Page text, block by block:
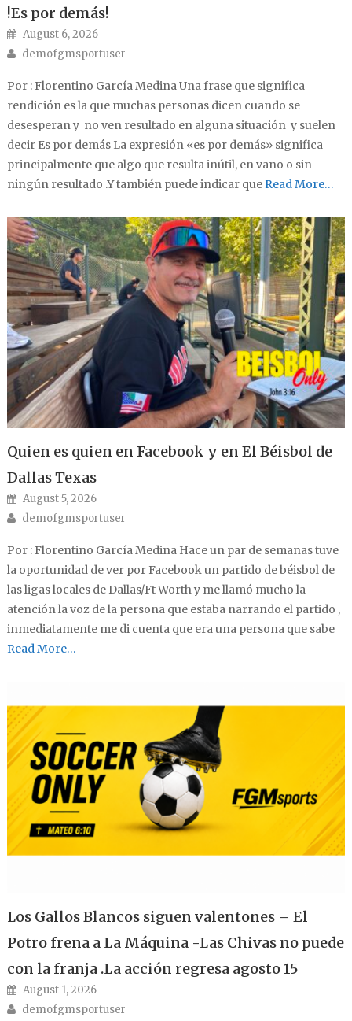
!Es por demás!
Posted on
August 6, 2026
Author
demofgmsportuser
Por : Florentino García Medina Una frase que significa
rendición es la que muchas personas dicen cuando se
desesperan y no ven resultado en alguna situación y suelen
decir Es por demás La expresión «es por demás» significa
principalmente que algo que resulta inútil, en vano o sin
ningún resultado .Y también puede indicar queRead More…
Quien es quien en Facebook y en El Béisbol de
Dallas Texas
Posted on
August 5, 2026
Author
demofgmsportuser
Por : Florentino García Medina Hace un par de semanas tuve
la oportunidad de ver por Facebook un partido de béisbol de
las ligas locales de Dallas/Ft Worth y me llamó mucho la
atención la voz de la persona que estaba narrando el partido ,
inmediatamente me di cuenta que era una persona que sabe
Read More…
Los Gallos Blancos siguen valentones – El
Potro frena a La Máquina -Las Chivas no puede
con la franja .La acción regresa agosto 15
Posted on
August 1, 2026
Author
demofgmsportuser